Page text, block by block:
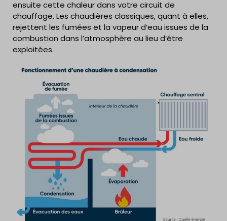
ensuite cette chaleur dans votre circuit de
chauffage. Les chaudières classiques, quant à elles,
rejettent les fumées et la vapeur d’eau issues de la
combustion dans l’atmosphère au lieu d’être
exploitées.